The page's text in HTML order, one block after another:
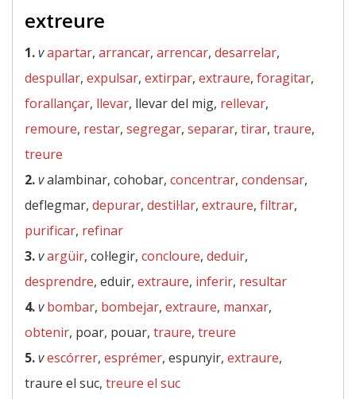
extreure
1.vapartar, arrancar, arrencar, desarrelar,
despullar, expulsar, extirpar, extraure, foragitar,
forallançar, llevar, llevar del mig, rellevar,
remoure, restar, segregar, separar, tirar, traure,
treure
2.valambinar, cohobar, concentrar, condensar,
deflegmar, depurar, destil·lar, extraure, filtrar,
purificar, refinar
3.vargüir, col·legir, concloure, deduir,
desprendre, eduir, extraure, inferir, resultar
4.v bombar, bombejar, extraure, manxar,
obtenir, poar, pouar, traure, treure
5.vescórrer, esprémer, espunyir, extraure,
traure el suc, treure el suc